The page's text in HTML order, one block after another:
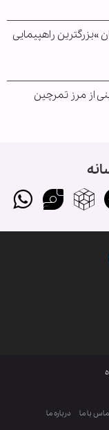
»بزرگترین راهپیمایی
از مرز تمرچین
با ما درباره ما